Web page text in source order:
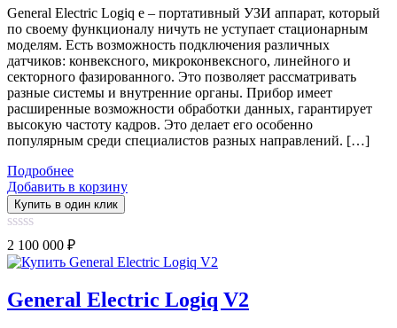
General Electric Logiq e – портативный УЗИ аппарат, который
по своему функционалу ничуть не уступает стационарным
моделям. Есть возможность подключения различных
датчиков: конвексного, микроконвексного, линейного и
секторного фазированного. Это позволяет рассматривать
разные системы и внутренние органы. Прибор имеет
расширенные возможности обработки данных, гарантирует
высокую частоту кадров. Это делает его особенно
популярным среди специалистов разных направлений. […]
Подробнее
Добавить в корзину
Купить в один клик
0
out
of
2 100 000 ₽
General Electric Logiq V2